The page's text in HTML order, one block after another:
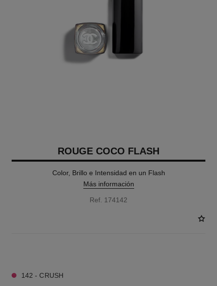
ROUGE COCO FLASH
Color, Brillo e Intensidad en un Flash
Más información
Ref. 174142
142 - CRUSH